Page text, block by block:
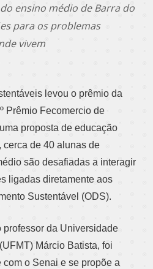
ensino médio de Barra do
para os problemas
vivem
levou o prêmio da
Prêmio Fecomercio de
proposta de educação
cerca de 40 alunas de
são desafiadas a interagir
ligadas diretamente aos
Sustentável (ODS).
da Universidade
Márcio Batista, foi
o Senai e se propõe a